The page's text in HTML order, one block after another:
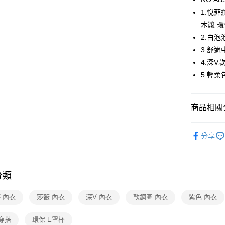
運送方式
全家取貨
每筆
付款後全
7-11取貨
付款後7-
離島
1.悅菲
木漿
2.白泡
3.舒適
4.深V
5.輕柔
商品相關
分享
類
內衣 莎薇 內衣 深V 內衣 軟鋼圈 內衣 紫色 內衣
搭 環保 E罩杯